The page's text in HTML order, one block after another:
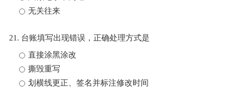
无关往来
21. 台账填写出现错误，正确处理方式是
直接涂黑涂改
撕毁重写
划横线更正、签名并标注修改时间